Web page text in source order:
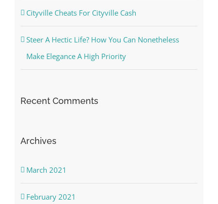
Cityville Cheats For Cityville Cash
Steer A Hectic Life? How You Can Nonetheless
Make Elegance A High Priority
Recent Comments
Archives
March 2021
February 2021